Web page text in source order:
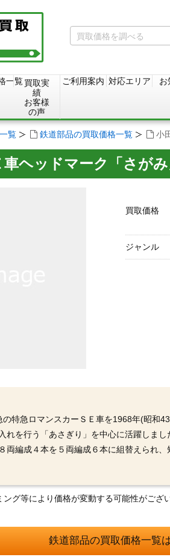
一覧買取実
績
お客様
の声
ご利用案内 対応エリア お
覧 鉄道部品の買取価格一覧 小
車ヘッドマーク「さが
買取価格
ジャンル
特急ロマンスカーＳＥ車を1968年(昭和
れを行う「あさぎり」を中心に活躍しま
両編成４本を５両編成６本に組替えられ
グ等により価格が変動する可能性がござい
鉄道部品の買取価格一覧